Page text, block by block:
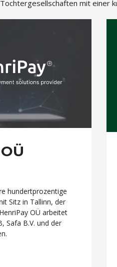
mit einer
hundertprozentige
Sitz in Tallinn, der
OÜ arbeitet
Safa B.V. und der